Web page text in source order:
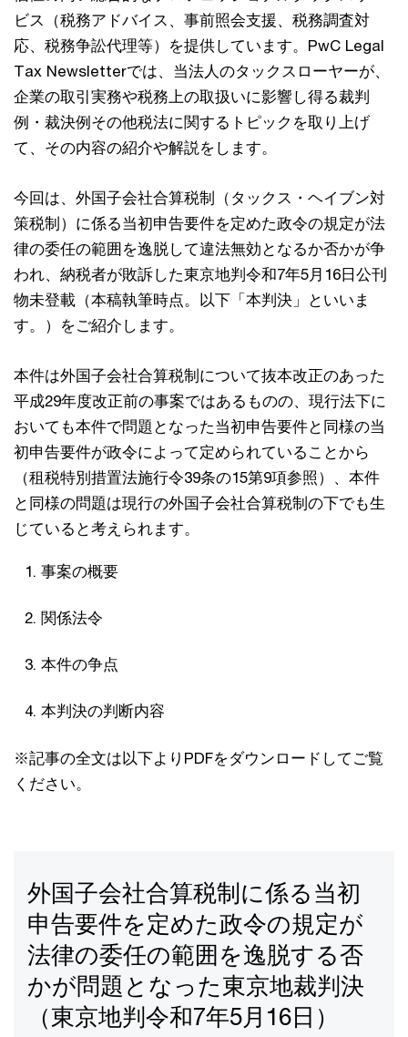
ビス（税務アドバイス、事前照会支援、税務調査対
応、税務争訟代理等）を提供しています。PwC Legal
Tax Newsletterでは、当法人のタックスローヤーが、
企業の取引実務や税務上の取扱いに影響し得る裁判
例・裁決例その他税法に関するトピックを取り上げ
て、その内容の紹介や解説をします。
今回は、外国子会社合算税制（タックス・ヘイブン対
策税制）に係る当初申告要件を定めた政令の規定が法
律の委任の範囲を逸脱して違法無効となるか否かが争
われ、納税者が敗訴した東京地判令和7年5月16日公刊
物未登載（本稿執筆時点。以下「本判決」といいま
す。）をご紹介します。
本件は外国子会社合算税制について抜本改正のあった
平成29年度改正前の事案ではあるものの、現行法下に
おいても本件で問題となった当初申告要件と同様の当
初申告要件が政令によって定められていることから
（租税特別措置法施行令39条の15第9項参照）、本件
と同様の問題は現行の外国子会社合算税制の下でも生
じていると考えられます。
事案の概要
関係法令
本件の争点
本判決の判断内容
※記事の全文は以下よりPDFをダウンロードしてご覧
ください。
外国子会社合算税制に係る当初
申告要件を定めた政令の規定が
法律の委任の範囲を逸脱する否
かが問題となった東京地裁判決
（東京地判令和7年5月16日）